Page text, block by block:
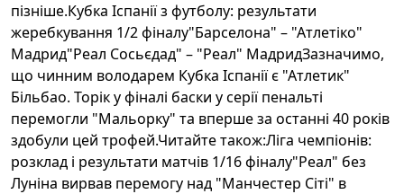
пізніше.Кубка Іспанії з футболу: результати
жеребкування 1/2 фіналу"Барселона" – "Атлетіко"
Мадрид"Реал Сосьєдад" – "Реал" МадридЗазначимо,
що чинним володарем Кубка Іспанії є "Атлетик"
Більбао. Торік у фіналі баски у серії пенальті
перемогли "Мальорку" та вперше за останні 40 років
здобули цей трофей.Читайте також:Ліга чемпіонів:
розклад і результати матчів 1/16 фіналу"Реал" без
Луніна вирвав перемогу над "Манчестер Сіті" в